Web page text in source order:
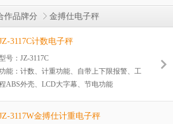
作品牌分 金搏仕电子秤
3117C计数电子秤
号：JZ-3117C
能：计数、计重功能、自带上下限报警、工
ABS外壳、LCD大字幕、节电功能
可接台秤小地磅
3117W金搏仕计重电子秤